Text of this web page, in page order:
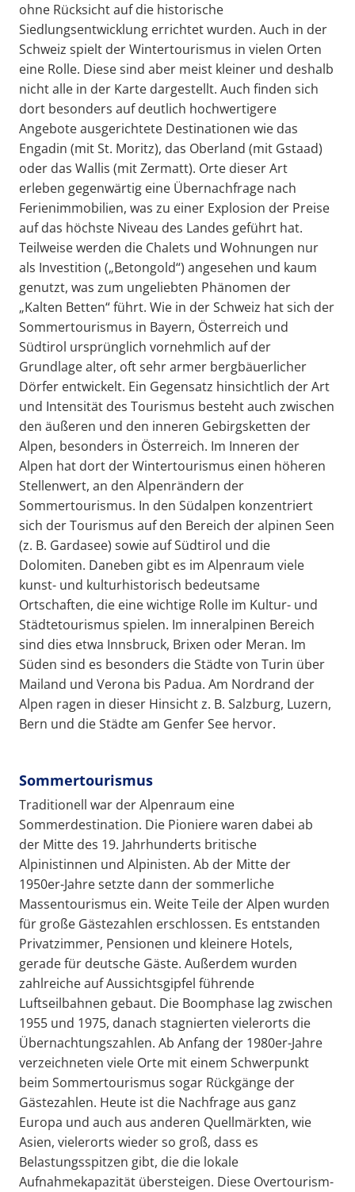
ohne Rücksicht auf die historische
Siedlungsentwicklung errichtet wurden. Auch in der
Schweiz spielt der Wintertourismus in vielen Orten
eine Rolle. Diese sind aber meist kleiner und deshalb
nicht alle in der Karte dargestellt. Auch finden sich
dort besonders auf deutlich hochwertigere
Angebote ausgerichtete Destinationen wie das
Engadin (mit St. Moritz), das Oberland (mit Gstaad)
oder das Wallis (mit Zermatt). Orte dieser Art
erleben gegenwärtig eine Übernachfrage nach
Ferienimmobilien, was zu einer Explosion der Preise
auf das höchste Niveau des Landes geführt hat.
Teilweise werden die Chalets und Wohnungen nur
als Investition („Betongold“) angesehen und kaum
genutzt, was zum ungeliebten Phänomen der
„Kalten Betten“ führt. Wie in der Schweiz hat sich der
Sommertourismus in Bayern, Österreich und
Südtirol ursprünglich vornehmlich auf der
Grundlage alter, oft sehr armer bergbäuerlicher
Dörfer entwickelt. Ein Gegensatz hinsichtlich der Art
und Intensität des Tourismus besteht auch zwischen
den äußeren und den inneren Gebirgsketten der
Alpen, besonders in Österreich. Im Inneren der
Alpen hat dort der Wintertourismus einen höheren
Stellenwert, an den Alpenrändern der
Sommertourismus. In den Südalpen konzentriert
sich der Tourismus auf den Bereich der alpinen Seen
(z. B. Gardasee) sowie auf Südtirol und die
Dolomiten. Daneben gibt es im Alpenraum viele
kunst- und kulturhistorisch bedeutsame
Ortschaften, die eine wichtige Rolle im Kultur- und
Städtetourismus spielen. Im inneralpinen Bereich
sind dies etwa Innsbruck, Brixen oder Meran. Im
Süden sind es besonders die Städte von Turin über
Mailand und Verona bis Padua. Am Nordrand der
Alpen ragen in dieser Hinsicht z. B. Salzburg, Luzern,
Bern und die Städte am Genfer See hervor.
Sommertourismus
Traditionell war der Alpenraum eine
Sommerdestination. Die Pioniere waren dabei ab
der Mitte des 19. Jahrhunderts britische
Alpinistinnen und Alpinisten. Ab der Mitte der
1950er-Jahre setzte dann der sommerliche
Massentourismus ein. Weite Teile der Alpen wurden
für große Gästezahlen erschlossen. Es entstanden
Privatzimmer, Pensionen und kleinere Hotels,
gerade für deutsche Gäste. Außerdem wurden
zahlreiche auf Aussichtsgipfel führende
Luftseilbahnen gebaut. Die Boomphase lag zwischen
1955 und 1975, danach stagnierten vielerorts die
Übernachtungszahlen. Ab Anfang der 1980er-Jahre
verzeichneten viele Orte mit einem Schwerpunkt
beim Sommertourismus sogar Rückgänge der
Gästezahlen. Heute ist die Nachfrage aus ganz
Europa und auch aus anderen Quellmärkten, wie
Asien, vielerorts wieder so groß, dass es
Belastungsspitzen gibt, die die lokale
Aufnahmekapazität übersteigen. Diese Overtourism-